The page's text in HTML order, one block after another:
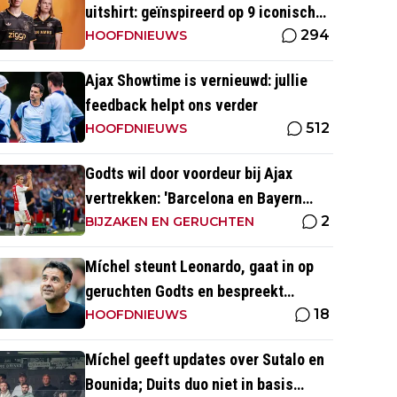
uitshirt: geïnspireerd op 9 iconische
momenten uit clubhistorie
HOOFDNIEUWS 294
Ajax Showtime is vernieuwd: jullie
feedback helpt ons verder
HOOFDNIEUWS 512
Godts wil door voordeur bij Ajax
vertrekken: 'Barcelona en Bayern
waren ook heel serieus'
BIJZAKEN EN GERUCHTEN 2
Míchel steunt Leonardo, gaat in op
geruchten Godts en bespreekt
toekomst Baas bij Ajax
HOOFDNIEUWS 18
Míchel geeft updates over Sutalo en
Bounida; Duits duo niet in basis